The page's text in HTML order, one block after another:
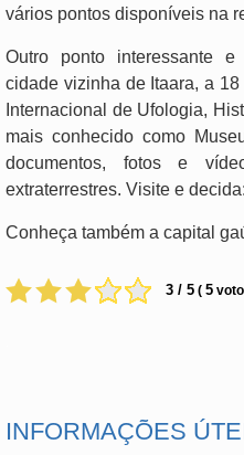
vários pontos disponíveis na
Outro ponto interessante
cidade vizinha de Itaara, a
Internacional de Ufologia,
mais conhecido como
documentos, fotos e
extraterrestres. Visite e
Conheça também a capital
3 / 5 ( 5
INFORMAÇÕES